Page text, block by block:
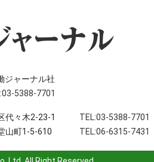
ジャーナル社
5388-7701
々木2-23-1
TEL:03-5388-7701
山町1-5-610 TEL:06-6315-7431